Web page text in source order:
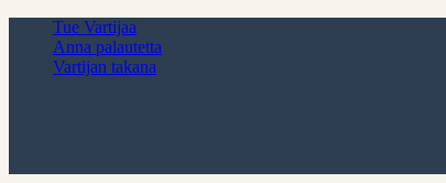
Tue Vartijaa
Anna palautetta
Vartijan takana